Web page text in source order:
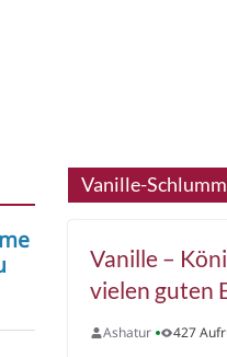
Vanille-
Vanille –
vielen guten
Ashatur 427